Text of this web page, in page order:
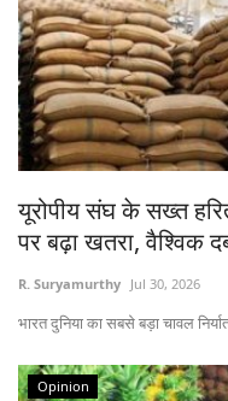
Politics
Magazine
States
Events
Agribusiness
Agritech
यूरोपीय संघ के सख्त
पर बढ़ा खतरा, वैश्विक
R. Suryamurthy Jul 30, 2026
भारत दुनिया का सबसे बड़ा चावल
Opinion